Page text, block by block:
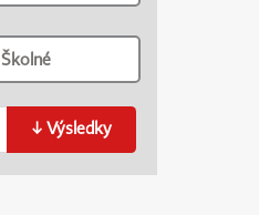
Školné
↓ Výsledky